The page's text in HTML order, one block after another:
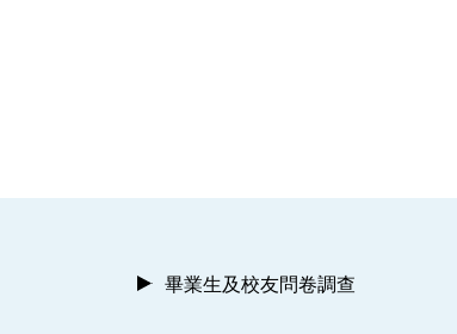
畢業生及校友問卷調查